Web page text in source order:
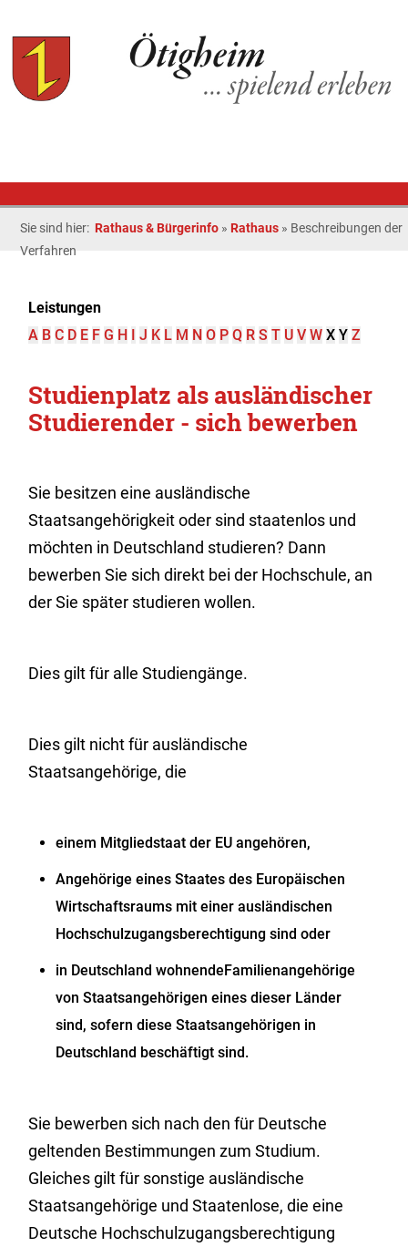
Sie sind hier: Rathaus & Bürgerinfo » Rathaus » Beschreibungen der
Verfahren
Leistungen
A B C D E F G H I J K L M N O P Q R S T U V W X Y Z
Studienplatz als ausländischer
Studierender - sich bewerben
Sie besitzen eine ausländische
Staatsangehörigkeit oder sind staatenlos und
möchten in Deutschland studieren? Dann
bewerben Sie sich direkt bei der Hochschule, an
der Sie später studieren wollen.
Dies gilt für alle Studiengänge.
Dies gilt nicht für ausländische
Staatsangehörige, die
einem Mitgliedstaat der EU angehören,
Angehörige eines Staates des Europäischen
Wirtschaftsraums mit einer ausländischen
Hochschulzugangsberechtigung sind oder
in Deutschland wohnendeFamilienangehörige
von Staatsangehörigen eines dieser Länder
sind, sofern diese Staatsangehörigen in
Deutschland beschäftigt sind.
Sie bewerben sich nach den für Deutsche
geltenden Bestimmungen zum Studium.
Gleiches gilt für sonstige ausländische
Staatsangehörige und Staatenlose, die eine
Deutsche Hochschulzugangsberechtigung